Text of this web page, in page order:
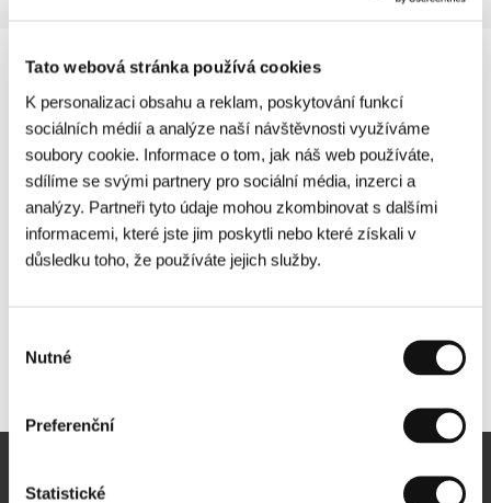
Tato webová stránka používá cookies
K personalizaci obsahu a reklam, poskytování funkcí
sociálních médií a analýze naší návštěvnosti využíváme
soubory cookie. Informace o tom, jak náš web používáte,
sdílíme se svými partnery pro sociální média, inzerci a
analýzy. Partneři tyto údaje mohou zkombinovat s dalšími
informacemi, které jste jim poskytli nebo které získali v
důsledku toho, že používáte jejich služby.
souhlasu
Nutné
Preferenční
Statistické